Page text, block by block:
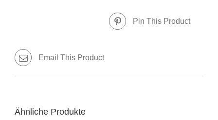
Pin This Product
Email This Product
Ähnliche Produkte